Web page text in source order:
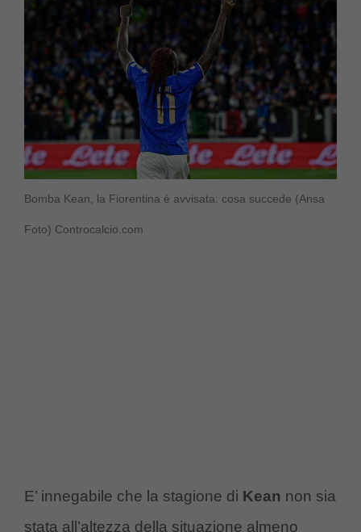
Bomba Kean, la Fiorentina è avvisata: cosa succede (Ansa
Foto) Controcalcio.com
E’ innegabile che la stagione di Kean non sia
stata all’altezza della situazione almeno